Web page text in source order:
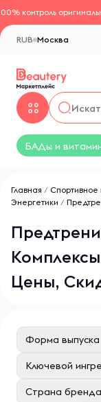
контроль
Москва
RUB
БАДы и
Главная / Спортивное
Энергетики /
Цены,
Форма выпуска
Ключевой
Страна бренда